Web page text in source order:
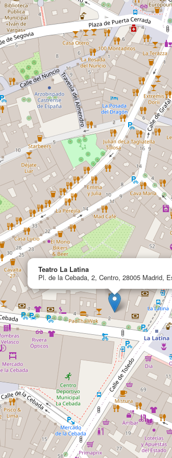
Teatro La Latina
Pl. de la Cebada, 2, Centro, 28005 Madrid,